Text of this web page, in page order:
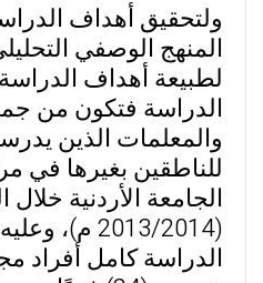
ولتحقيق أهداف
المنهج الوصفي
لطبيعة أهداف
الدراسة فتكون من
والمعلمات الذين
للناطقين بغيرها في
الجامعة الأردنية
(2013/2014
الدراسة كامل أفراد